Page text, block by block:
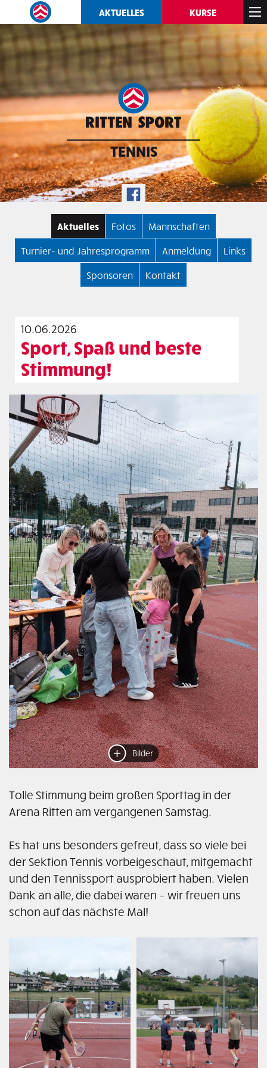
AKTUELLES KURSE
TENNIS
Aktuelles Fotos Mannschaften
Turnier- und Jahresprogramm Anmeldung Links
Sponsoren Kontakt
10.06.2026
Sport, Spaß und beste
Stimmung!
Bilder
Tolle Stimmung beim großen Sporttag in der
Arena Ritten am vergangenen Samstag.
Es hat uns besonders gefreut, dass so viele bei
der Sektion Tennis vorbeigeschaut, mitgemacht
und den Tennissport ausprobiert haben. Vielen
Dank an alle, die dabei waren – wir freuen uns
schon auf das nächste Mal!